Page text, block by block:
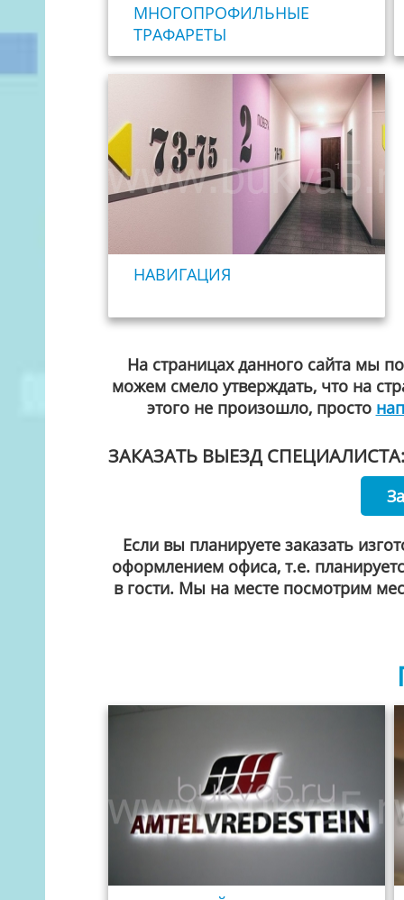
МНОГОПРОФИЛЬНЫЕ
ТРАФАРЕТЫ
НАВИГАЦИЯ
На страницах данного сайта мы
можем смело утверждать, что на
этого не произошло, просто
ЗАКАЗАТЬ ВЫЕЗД СПЕЦИАЛИСТА:
Если вы планируете заказать
оформлением офиса, т.е.
в гости. Мы на месте посмотрим